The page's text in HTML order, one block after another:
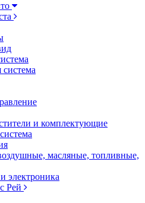
и комплектующие
масляные, топливные,
электроника
Рей